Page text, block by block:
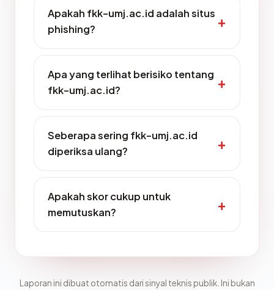
Apakah fkk-umj.ac.id adalah situs
phishing?
Apa yang terlihat berisiko tentang
fkk-umj.ac.id?
Seberapa sering fkk-umj.ac.id
diperiksa ulang?
Apakah skor cukup untuk
memutuskan?
Laporan ini dibuat otomatis dari sinyal teknis publik. Ini bukan